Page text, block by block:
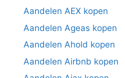
Aandelen AEX kopen
Aandelen Ageas kopen
Aandelen Ahold kopen
Aandelen Airbnb kopen